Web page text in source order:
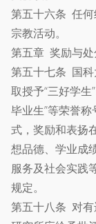
第五十六条 任
宗教活动。
第五章 奖励与处
第五十七条 国
取授予“三好学生
毕业生”等荣誉
式，奖励和表扬
想品德、学业成
服务及社会实践
规定。
第五十八条 对有